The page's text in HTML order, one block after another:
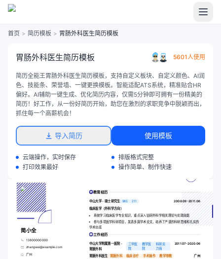
首页 > 简历模板 > 胃肠外科医生简历模板
胃肠外科医生简历模板 5601人使用
简历全能王胃肠外科医生简历模板，支持自定义板块、自定义颜色、AI润
色、技能条、荣誉墙、一键更换模板。智能适配ATS系统，精准贴合HR
偏好。AI辅助一键生成、优化简历内容，仅需5分钟即可拥有一份精美的
简历！好工作，从一份好简历开始，助您在激烈的求职竞争中脱颖而出，
抓住每一个高薪机会！
导入简历 使用模板
云端操作，实时保存
排版格式完整
打印效果最好
操作简单、制作快速
简小全
13800000000
zhangwei@example.com
广州
教育经历
中山大学 - 硕士研究生 985 211
2008.09-2011.06
临床医学（外科学方向）
系统学习临床医学专业知识，重点深入钻研外科学相关理论与实践技能
参与多项医学科研项目，发表多篇学术论文，培养了严谨的科研思维和扎实的
学术功底
工作经历
中山大学附属第一医院 -
胃肠外科
三甲医
院
教学医
院
科研实
力强
2011.07-2020.06
胃肠外科医生 胃肠外科 临床诊疗 手术操作 教学带教 广州